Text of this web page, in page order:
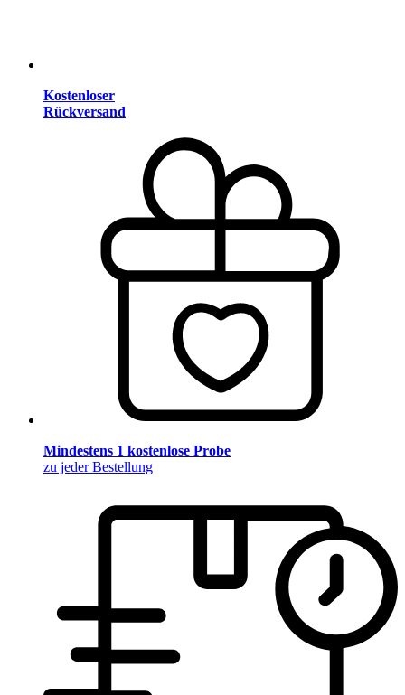
Kostenloser
Rückversand
Mindestens 1 kostenlose Probe
zu jeder Bestellung